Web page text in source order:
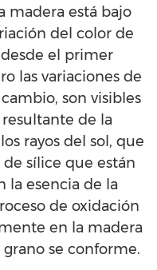
madera está bajo
del color de
el primer
las variaciones de
son visibles
de la
rayos del sol, que
sílice que están
la esencia de la
de oxidación
en la madera
se conforme.